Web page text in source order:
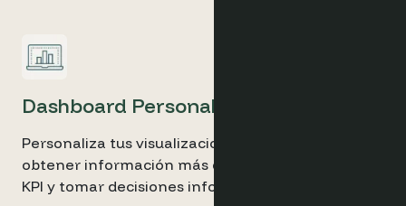
Dashboard Personalizables
Personaliza tus visualizaciones de datos para
obtener información más detallada, visualizar los
KPI y tomar decisiones informadas.